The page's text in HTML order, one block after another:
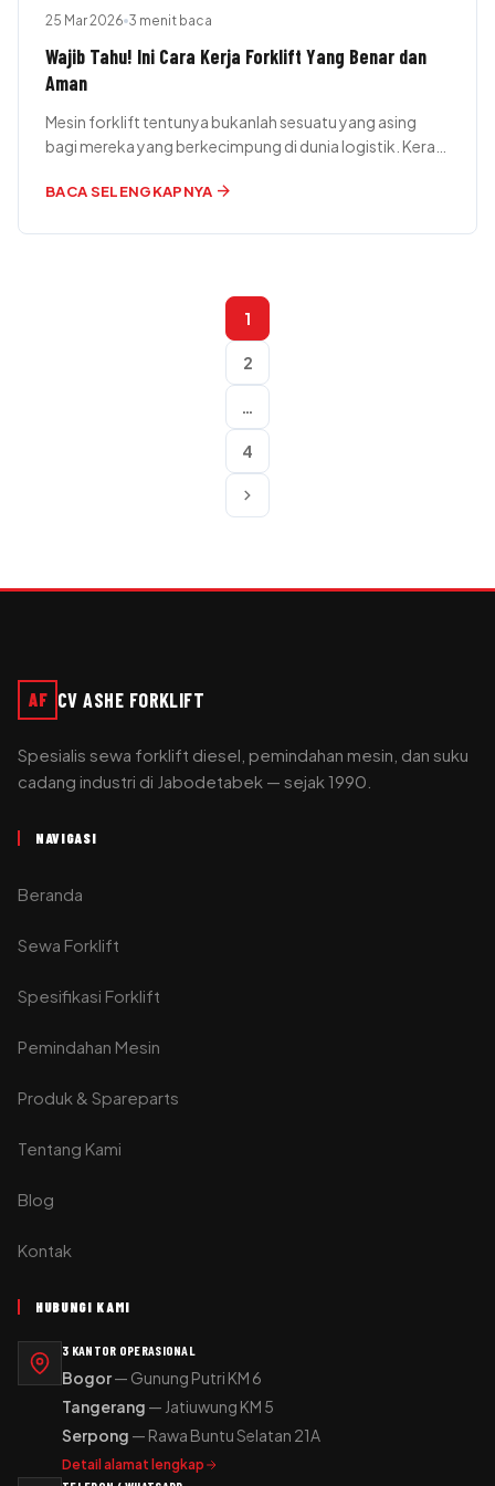
25 Mar 2026 3 menit baca
Wajib Tahu! Ini Cara Kerja Forklift Yang Benar dan
Aman
Mesin forklift tentunya bukanlah sesuatu yang asing
bagi mereka yang berkecimpung di dunia logistik. Kerap
BACA SELENGKAPNYA arrow_forward
PAGINASI
POS1
2
4
chevron_right
AF CV ASHE FORKLIFT
Spesialis sewa forklift diesel, pemindahan mesin, dan suku
cadang industri di Jabodetabek — sejak 1990.
NAVIGASI
Beranda
Sewa Forklift
Spesifikasi Forklift
Pemindahan Mesin
Produk & Spareparts
Tentang Kami
Blog
Kontak
HUBUNGI KAMI
3 KANTOR OPERASIONAL
Bogor— Gunung Putri KM 6
Tangerang — Jatiuwung KM 5
Serpong — Rawa Buntu Selatan 21A
Detail alamat lengkap